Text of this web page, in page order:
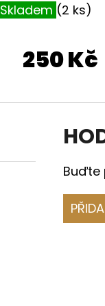
Skladem (2 ks)
250 Kč
Buďte